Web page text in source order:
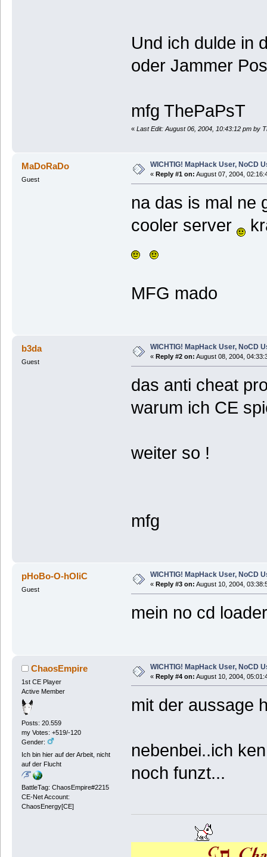
Und ich dulde in
oder Jammer
mfg ThePaPsT
« Last Edit: August 06, 2004, 10:43:12 pm by
MaDoRaDo
Guest
WICHTIG! MapHack User, NoCD
« Reply #1 on: August 07, 2004,
na das is mal ne
cooler server
MFG mado
b3da
Guest
WICHTIG! MapHack User, NoCD
« Reply #2 on: August 08, 2004,
das anti cheat
warum ich CE
weiter so !
mfg
pHoBo-O-hOliC
Guest
WICHTIG! MapHack User, NoCD
« Reply #3 on: August 10, 2004,
mein no cd
ChaosEmpire
1st CE Player
Active Member
Posts: 20.559
my Votes: +519/-120
Gender:
Ich bin hier auf der Arbeit, nicht
auf der Flucht
BattleTag: ChaosEmpire#2215
CE-Net Account:
ChaosEnergy[CE]
WICHTIG! MapHack User, NoCD
« Reply #4 on: August 10, 2004,
mit der aussage
nebenbei..ich
noch funzt...